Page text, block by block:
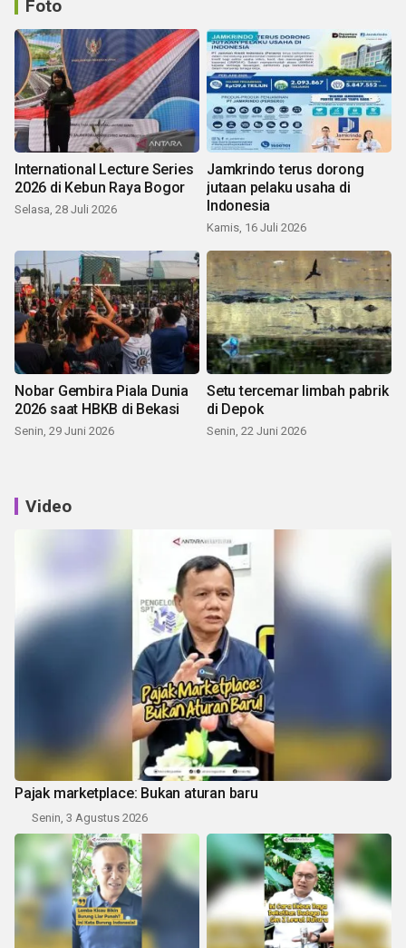
Foto
International Lecture Series
2026 di Kebun Raya Bogor
Selasa, 28 Juli 2026
Jamkrindo terus dorong
jutaan pelaku usaha di
Indonesia
Kamis, 16 Juli 2026
Nobar Gembira Piala Dunia
2026 saat HBKB di Bekasi
Senin, 29 Juni 2026
Setu tercemar limbah pabrik
di Depok
Senin, 22 Juni 2026
Video
Pajak marketplace: Bukan aturan baru
Senin, 3 Agustus 2026